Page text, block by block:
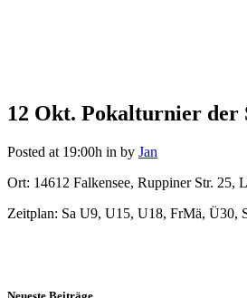
Pokalturnier der
12 Okt. Pokalturnier der
Posted at 19:00h in by Jan
Ort: 14612 Falkensee, Ruppiner Str. 25,
Zeitplan: Sa U9, U15, U18, FrMä, Ü30,